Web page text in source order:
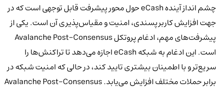
چشم انداز آینده eCash حول محور پیشرفت قابل توجهی است که در
جهت افزایش کاربرپسندی، امنیت و مقیاس‌پذیری آن است. یکی از
پیشرفت‌های مهم، ادغام پروتکل Avalanche Post-Consensus
است. این ادغام به شبکه eCash اجازه می‌دهد تا تراکنش‌ها را
سریع‌تر و با اطمینان بیشتری تایید کند، در حالی که امنیت شبکه در
برابر حملات مختلف افزایش می‌یابد. Avalanche Post-Consensus